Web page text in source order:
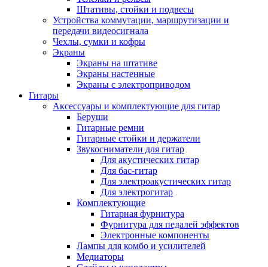
Штативы, стойки и подвесы
Устройства коммутации, маршрутизации и
передачи видеосигнала
Чехлы, сумки и кофры
Экраны
Экраны на штативе
Экраны настенные
Экраны с электроприводом
Гитары
Аксессуары и комплектующие для гитар
Беруши
Гитарные ремни
Гитарные стойки и держатели
Звукосниматели для гитар
Для акустических гитар
Для бас-гитар
Для электроакустических гитар
Для электрогитар
Комплектующие
Гитарная фурнитура
Фурнитура для педалей эффектов
Электронные компоненты
Лампы для комбо и усилителей
Медиаторы